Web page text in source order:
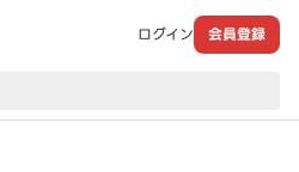
ログイン 会員登録